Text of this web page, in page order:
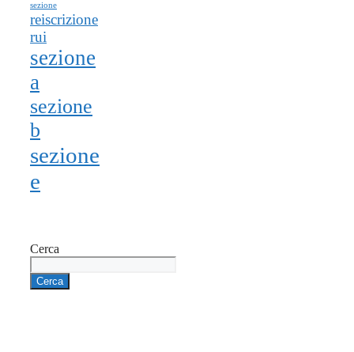
sezione
reiscrizione
rui
sezione
a
sezione
b
sezione
e
Cerca
Cerca